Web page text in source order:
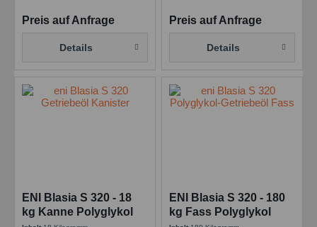
Preis auf Anfrage
Details
Preis auf Anfrage
Details
ENI Blasia S 320 - 18
kg Kanne Polyglykol
ENI Blasia S 320 - 180
kg Fass Polyglykol